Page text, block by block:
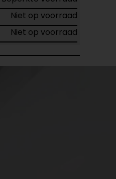
Niet op voorraad
Niet op voorraad